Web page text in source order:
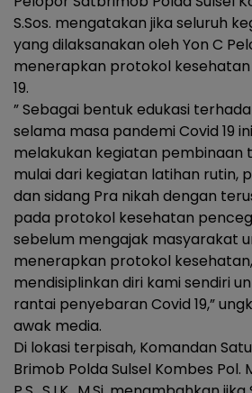
S.Sos. mengatakan jika seluruh
yang dilaksanakan oleh Yon C
menerapkan protokol
19.
” Sebagai bentuk edukasi
selama masa pandemi Covid 19
melakukan kegiatan pembinaan
mulai dari kegiatan latihan rutin,
dan sidang Pra nikah dengan
pada protokol kesehatan
sebelum mengajak masyarakat
menerapkan protokol
mendisiplinkan diri kami sendiri
rantai penyebaran Covid 19,”
awak media.
Di lokasi terpisah, Komandan
Brimob Polda Sulsel Kombes Pol.